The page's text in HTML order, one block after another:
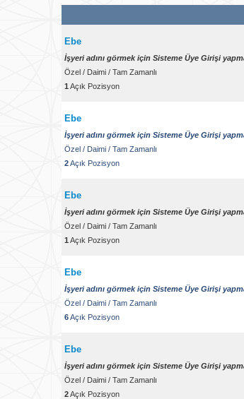
İlan Tarihi
Ebe
İşyeri adını görmek için Sisteme Üye Girişi
Özel / Daimi / Tam Zamanlı
1 Açık Pozisyon
Ebe
İşyeri adını görmek için Sisteme Üye Girişi
Özel / Daimi / Tam Zamanlı
2Açık Pozisyon
Ebe
İşyeri adını görmek için Sisteme Üye Girişi
Özel / Daimi / Tam Zamanlı
1 Açık Pozisyon
Ebe
İşyeri adını görmek için Sisteme Üye Girişi
Özel / Daimi / Tam Zamanlı
6Açık Pozisyon
Ebe
İşyeri adını görmek için Sisteme Üye Girişi
Özel / Daimi / Tam Zamanlı
2Açık Pozisyon